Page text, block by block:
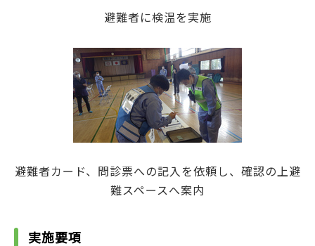
避難者に検温を実施
避難者カード、問診票への記入を依頼し、確認の上避
難スペースへ案内
実施要項